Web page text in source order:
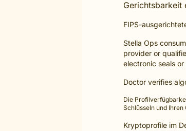
Gerichtsbarkeit
FIPS-
Stella Ops
provider or
electronic seals
Doctor verifies
Die
Schlüsseln und Ihren
Kryptoprofile im